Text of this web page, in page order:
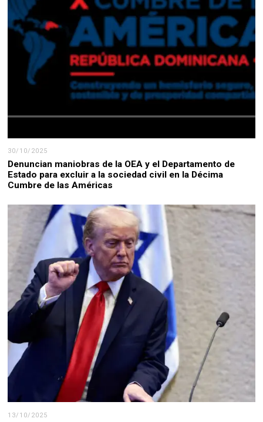
30/10/2025
Denuncian maniobras de la OEA y el Departamento de
Estado para excluir a la sociedad civil en la Décima
Cumbre de las Américas
13/10/2025